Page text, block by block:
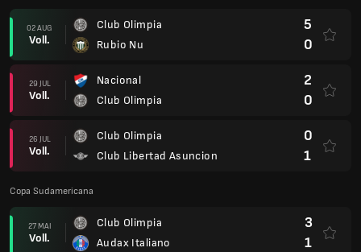
02 AUG
Voll.
Club Olimpia
Rubio Nu
5
0
29 JUL
Voll.
Nacional
Club Olimpia
2
0
26 JUL
Voll.
Club Olimpia
Club Libertad Asuncion
0
1
Copa Sudamericana
27 MAI
Voll.
Club Olimpia
Audax Italiano
3
1